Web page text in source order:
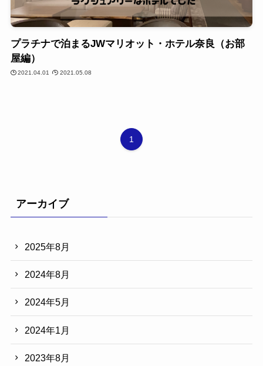
プラチナで泊まるJWマリオット・ホテル奈良（お部
屋編）
2021.04.01 2021.05.08
1
アーカイブ
2025年8月
2024年8月
2024年5月
2024年1月
2023年8月